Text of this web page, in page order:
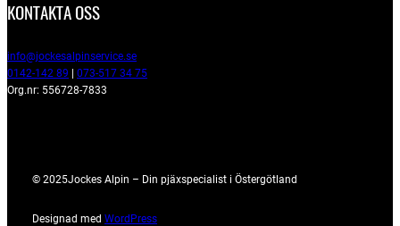
KONTAKTA OSS
info@jockesalpinservice.se
0142-142 89 | 073-517 34 75
Org.nr: 556728-7833
© 2025Jockes Alpin – Din pjäxspecialist i Östergötland
Designad med WordPress